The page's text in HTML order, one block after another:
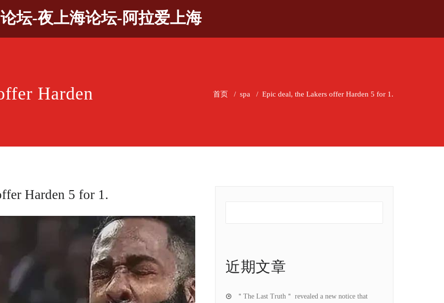
坛-夜上海论坛-阿拉爱上海
Harden 首页 / spa / Epic deal, the Lakers offer Harden 5 for 1.
Harden 5 for 1.
近期文章
＂The Last Truth＂ revealed a new notice that